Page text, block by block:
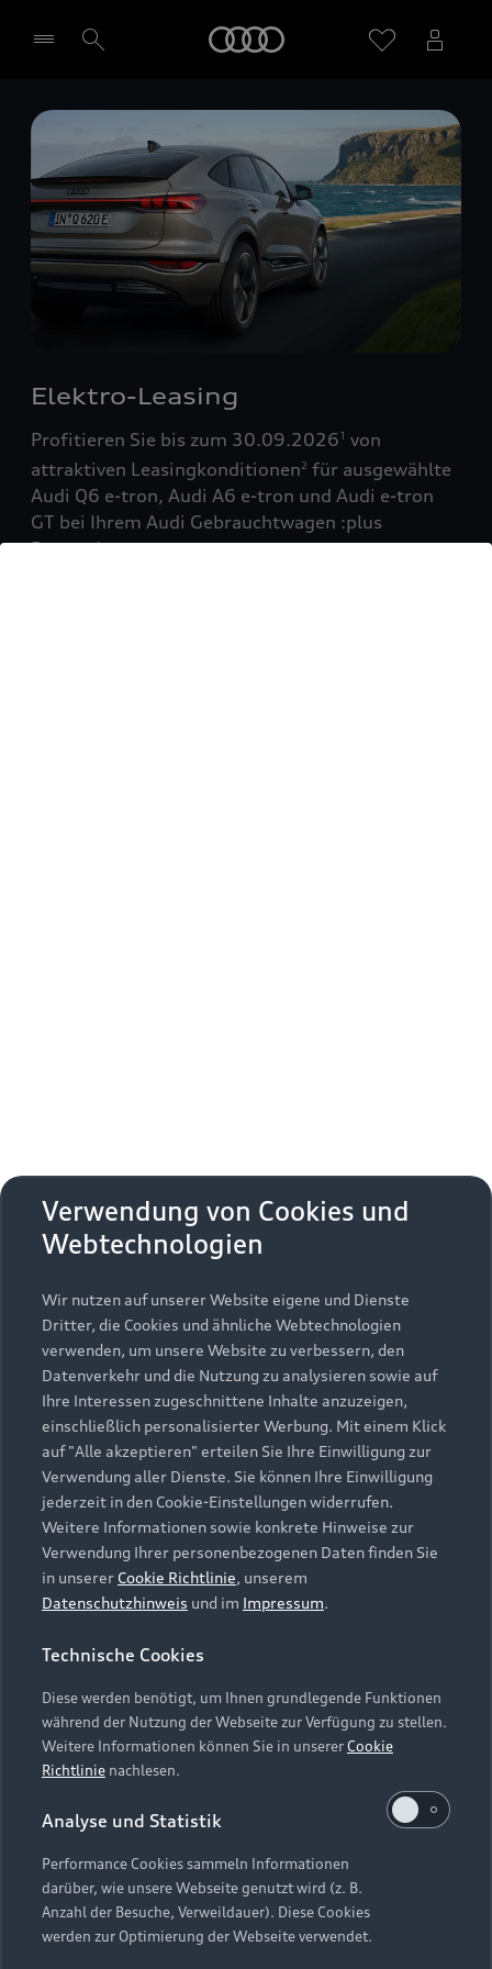
Händler wählen
Elektro-Leasing
Profitieren Sie bis zum 30.09.20261 von
attraktiven Leasingkonditionen2 für ausgewählte
Audi Q6 e-tron, Audi A6 e-tron und Audi e-tron
GT bei Ihrem Audi Gebrauchtwagen :plus
Partner!
Zurück nach oben
Modelle
Alle Modelle
Modelle vergleichen
Elektromodelle
Plug-in-Hybride
Kaufen & leasen
Neuwagensuche
Gebrauchtwagensuche
Gebrauchtwagen
Finanzierung
Aktionen & Angebote
Geschäftskunden
Service & Zubehör
Saisonale Angebote
Audi Services
Garantie
Audi digital services
myAudi
Support
Kundenservice
Händlersuche
Audi Code
Online-Terminvereinbarung
Servicekontakt
Vertrag widerrufen
Über Audi
Unternehmen
Karriere
Investor Relations
Presse & Media Center
Datenschutz
Audi erleben
Newsletter
Impressum Rechtliches
Hinweisgebersystem
Datenschutzinformation
Cookie-Einstellungen
Cookie-Richtlinie
Barrierefreiheit
Hinweis: Die aktuelle Darstellung und Anordnung der
Embleme am Fahrzeug bei allen Abbildungen auf dieser
Webseite kann abweichen.
Verwendung von Cookies und
Webtechnologien
Wir nutzen auf unserer Website eigene und Dienste
Dritter, die Cookies und ähnliche Webtechnologien
verwenden, um unsere Website zu verbessern, den
Datenverkehr und die Nutzung zu analysieren sowie auf
Ihre Interessen zugeschnittene Inhalte anzuzeigen,
einschließlich personalisierter Werbung. Mit einem Klick
auf "Alle akzeptieren" erteilen Sie Ihre Einwilligung zur
Verwendung aller Dienste. Sie können Ihre Einwilligung
jederzeit in den Cookie-Einstellungen widerrufen.
Weitere Informationen sowie konkrete Hinweise zur
Verwendung Ihrer personenbezogenen Daten finden Sie
in unserer Cookie Richtlinie, unserem
Datenschutzhinweis und im Impressum.
Technische Cookies
Diese werden benötigt, um Ihnen grundlegende Funktionen
während der Nutzung der Webseite zur Verfügung zu stellen.
Weitere Informationen können Sie in unsererCookie
Richtlinie nachlesen.
Analyse und Statistik
Performance Cookies sammeln Informationen
darüber, wie unsere Webseite genutzt wird (z. B.
Anzahl der Besuche, Verweildauer). Diese Cookies
werden zur Optimierung der Webseite verwendet.